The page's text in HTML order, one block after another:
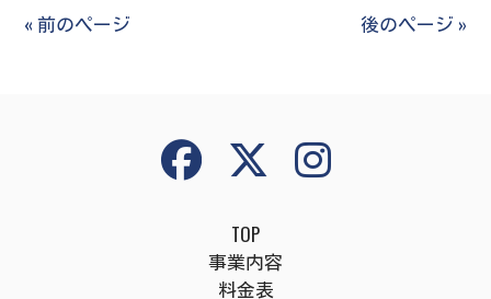
« 前のページ 後のページ »
TOP
事業内容
料金表